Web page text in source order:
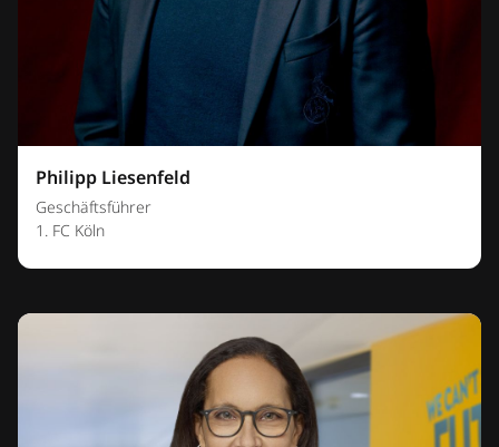
Philipp Liesenfeld
Geschäftsführer
1. FC Köln